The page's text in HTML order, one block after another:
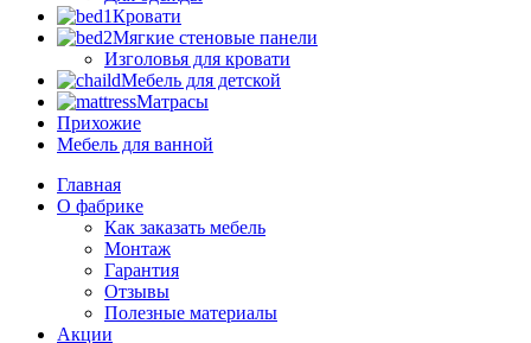
Кровати
Мягкие стеновые панели
Изголовья для кровати
Мебель для детской
Матрасы
Прихожие
Мебель для ванной
Главная
О фабрике
Как заказать мебель
Монтаж
Гарантия
Отзывы
Полезные материалы
Акции